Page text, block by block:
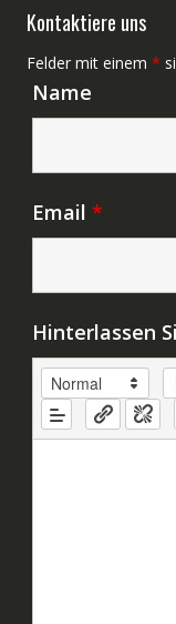
Kontaktiere uns
Felder mit einem *
Name
Email *
Hinterlassen